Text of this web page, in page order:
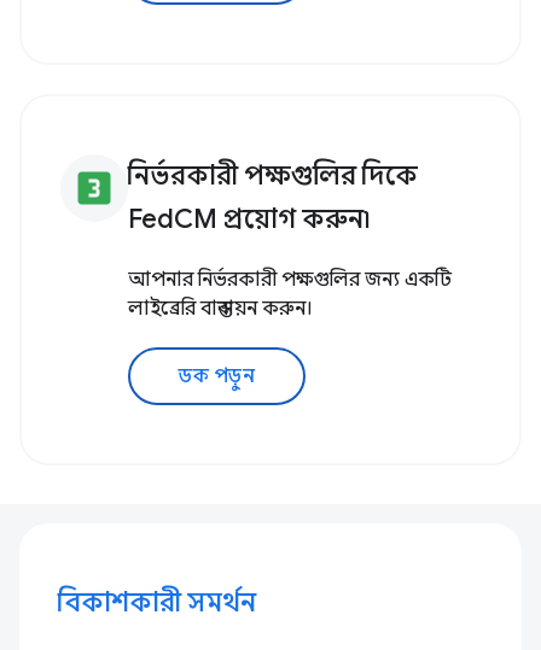
looks_3 নির্ভরকারী পক্ষগুলির দিকে
FedCM প্রয়োগ করুন৷
আপনার নির্ভরকারী পক্ষগুলির জন্য একটি
লাইব্রেরি বাস্তবায়ন করুন।
ডক পড়ুন
বিকাশকারী সমর্থন